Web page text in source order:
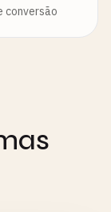
conversão